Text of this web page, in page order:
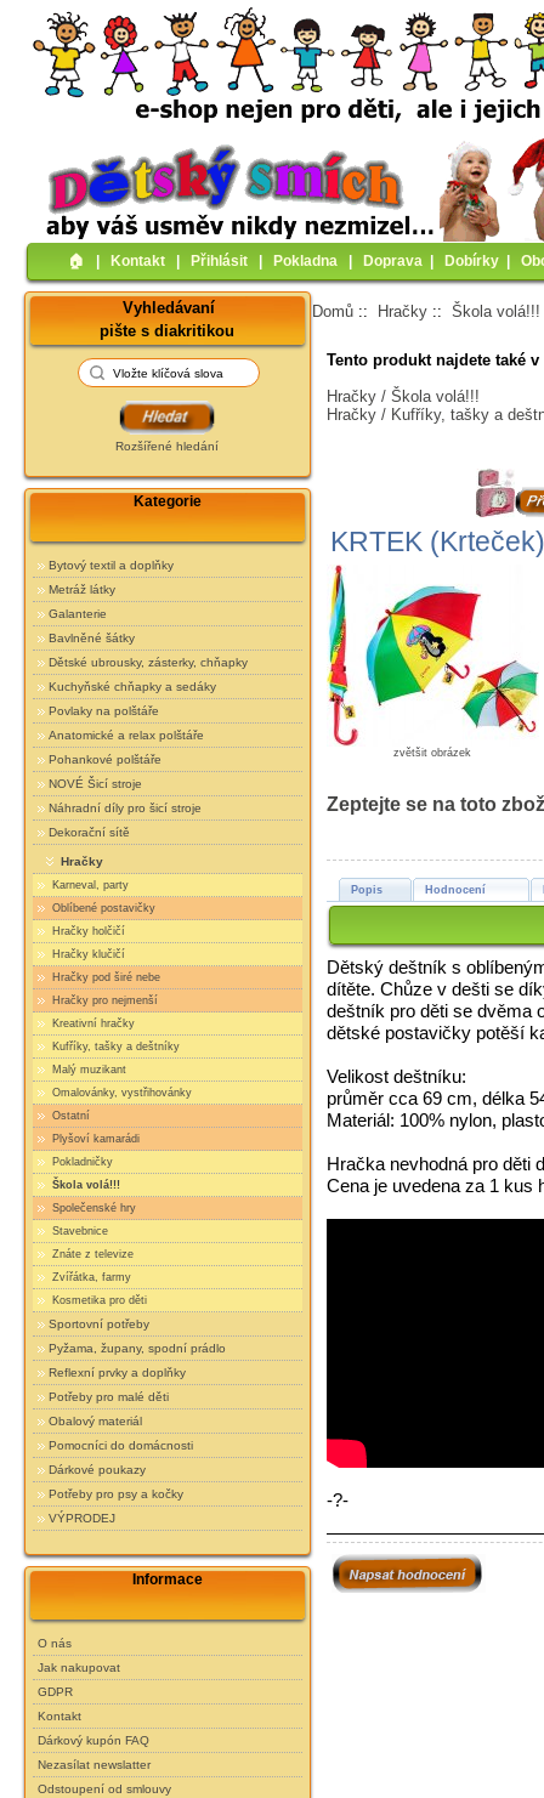
🏠︎ Kontakt Přihlásit Pokladna Doprava Dobírky
Vyhledávaní
pište s diakritikou
Rozšířené hledání
Kategorie
Bytový textil a doplňky
Metráž látky
Galanterie
Bavlněné šátky
Dětské ubrousky, zásterky, chňapky
Kuchyňské chňapky a sedáky
Povlaky na polštáře
Anatomické a relax polštáře
Pohankové polštáře
NOVÉ Šicí stroje
Náhradní díly pro šicí stroje
Dekorační sítě
Hračky
Karneval, party
Oblíbené postavičky
Hračky holčičí
Hračky klučičí
Hračky pod širé nebe
Hračky pro nejmenší
Kreativní hračky
Kufříky, tašky a deštníky
Malý muzikant
Omalovánky, vystřihovánky
Ostatní
Plyšoví kamarádi
Pokladničky
Škola volá!!!
Společenské hry
Stavebnice
Znáte z televize
Zvířátka, farmy
Kosmetika pro děti
Sportovní potřeby
Pyžama, župany, spodní prádlo
Reflexní prvky a doplňky
Potřeby pro malé děti
Obalový materiál
Pomocníci do domácnosti
Dárkové poukazy
Potřeby pro psy a kočky
VÝPRODEJ
Informace
O nás
Jak nakupovat
GDPR
Kontakt
Dárkový kupón FAQ
Nezasílat newslatter
Odstoupení od smlouvy
Domů :: Hračky ::Škola volá!!!
Tento produkt najdete také
Hračky / Škola volá!!!
Hračky / Kufříky, tašky a
KRTEK
zvětšit obrázek
Zeptejte se na toto
Popis Hodnocení
Dětský deštník s
dítěte. Chůze v dešti se
deštník pro děti se dvěma
dětské postavičky potěší
Velikost deštníku:
průměr cca 69 cm, délka
Materiál: 100% nylon,
Hračka nevhodná pro děti
Cena je uvedena za 1 kus
-?-